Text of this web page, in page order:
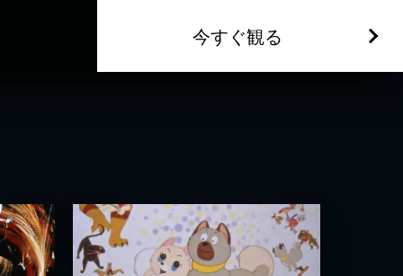
今すぐ観る